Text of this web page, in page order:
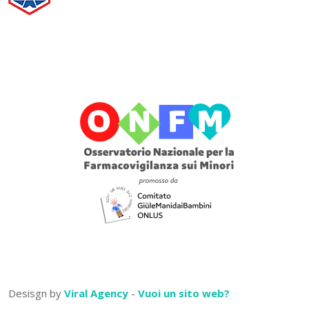
Desisgn by Viral Agency - Vuoi un sito web?